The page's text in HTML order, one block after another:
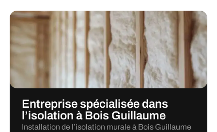
Entreprise spécialisée dans
l’isolation à Bois Guillaume
Installation de l’isolation murale à Bois Guillaume